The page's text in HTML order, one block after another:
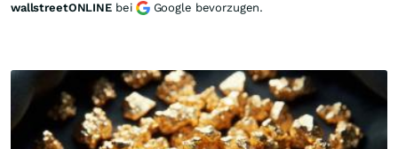
wallstreetONLINE bei Google bevorzugen.